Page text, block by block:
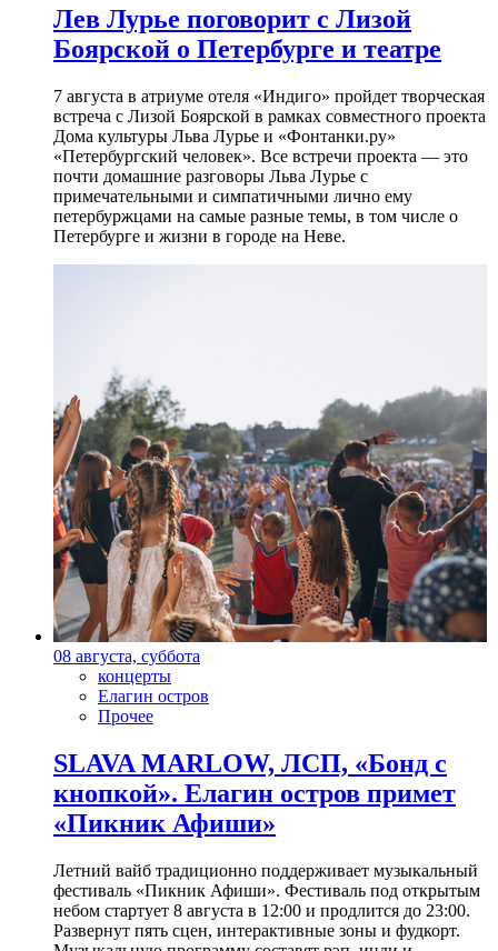
Лев Лурье поговорит с Лизой
Боярской о Петербурге и театре
7 августа в атриуме отеля «Индиго» пройдет творческая
встреча с Лизой Боярской в рамках совместного проекта
Дома культуры Льва Лурье и «Фонтанки.ру»
«Петербургский человек». Все встречи проекта — это
почти домашние разговоры Льва Лурье с
примечательными и симпатичными лично ему
петербуржцами на самые разные темы, в том числе о
Петербурге и жизни в городе на Неве.
08 августа, суббота
концерты
Елагин остров
Прочее
SLAVA MARLOW, ЛСП, «Бонд с
кнопкой». Елагин остров примет
«Пикник Афиши»
Летний вайб традиционно поддерживает музыкальный
фестиваль «Пикник Афиши». Фестиваль под открытым
небом стартует 8 августа в 12:00 и продлится до 23:00.
Развернут пять сцен, интерактивные зоны и фудкорт.